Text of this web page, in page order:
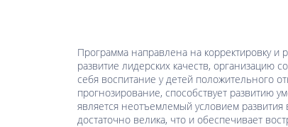
Программа направлена на корректировку и
развитие лидерских качеств,
себя воспитание у детей положительного
прогнозирование, способствует развитию
является неотъемлемый условием
достаточно велика, что и обеспечивает